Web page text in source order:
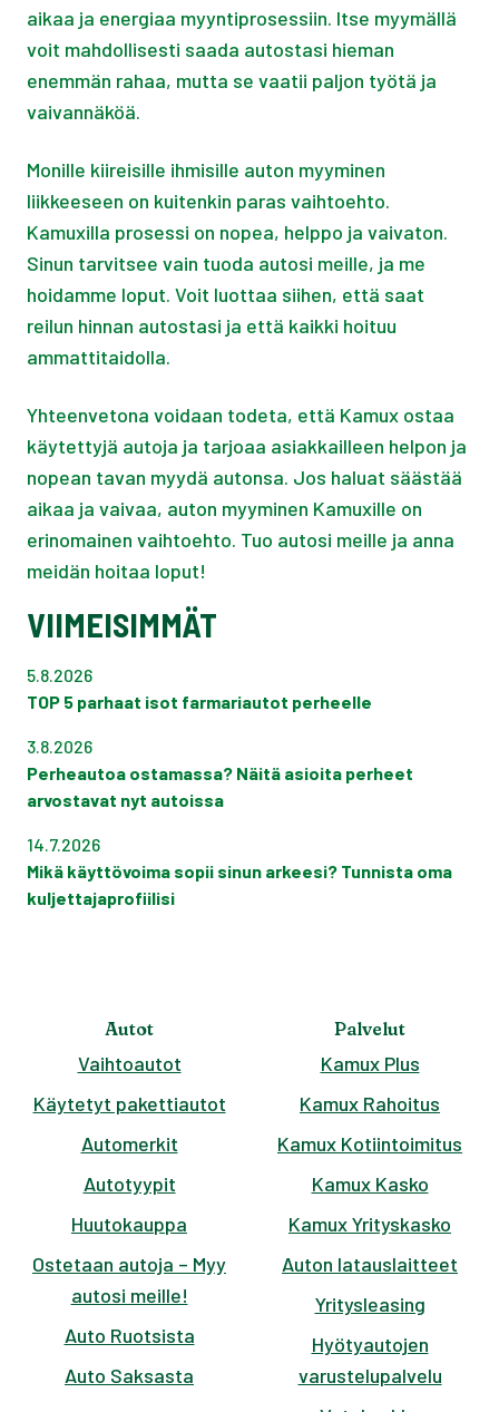
aikaa ja energiaa myyntiprosessiin. Itse myymällä
voit mahdollisesti saada autostasi hieman
enemmän rahaa, mutta se vaatii paljon työtä ja
vaivannäköä.
Monille kiireisille ihmisille auton myyminen
liikkeeseen on kuitenkin paras vaihtoehto.
Kamuxilla prosessi on nopea, helppo ja vaivaton.
Sinun tarvitsee vain tuoda autosi meille, ja me
hoidamme loput. Voit luottaa siihen, että saat
reilun hinnan autostasi ja että kaikki hoituu
ammattitaidolla.
Yhteenvetona voidaan todeta, että Kamux ostaa
käytettyjä autoja ja tarjoaa asiakkailleen helpon ja
nopean tavan myydä autonsa. Jos haluat säästää
aikaa ja vaivaa, auton myyminen Kamuxille on
erinomainen vaihtoehto. Tuo autosi meille ja anna
meidän hoitaa loput!
VIIMEISIMMÄT
5.8.2026
TOP 5 parhaat isot farmariautot perheelle
3.8.2026
Perheautoa ostamassa? Näitä asioita perheet
arvostavat nyt autoissa
14.7.2026
Mikä käyttövoima sopii sinun arkeesi? Tunnista oma
kuljettajaprofiilisi
Autot
Vaihtoautot
Käytetyt pakettiautot
Automerkit
Autotyypit
Huutokauppa
Ostetaan autoja – Myy
autosi meille!
Auto Ruotsista
Auto Saksasta
Palvelut
Kamux Plus
Kamux Rahoitus
Kamux Kotiintoimitus
Kamux Kasko
Kamux Yrityskasko
Auton latauslaitteet
Yritysleasing
Hyötyautojen
varustelupalvelu